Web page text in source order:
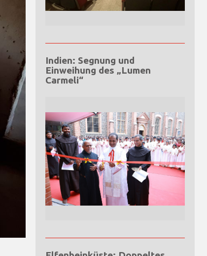
Indien: Segnung und
Einweihung des „Lumen
Carmeli“